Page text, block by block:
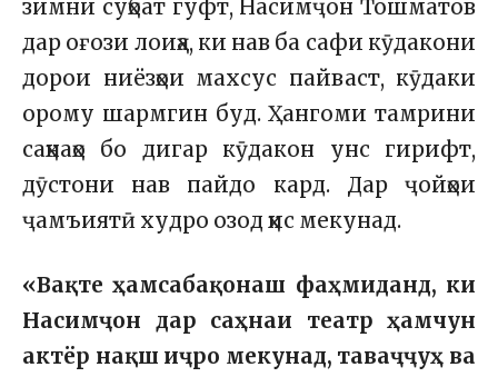
зимни суҳбат гуфт, Насимҷон Тошматов
дар оғози лоиҳа, ки нав ба сафи кӯдакони
дорои ниёзҳои махсус пайваст, кӯдаки
орому шармгин буд. Ҳангоми тамрини
саҳнаҳо бо дигар кӯдакон унс гирифт,
дӯстони нав пайдо кард. Дар ҷойҳои
ҷамъиятӣ худро озод ҳис мекунад.
«Вақте ҳамсабақонаш фаҳмиданд, ки
Насимҷон дар саҳнаи театр ҳамчун
актёр нақш иҷро мекунад, таваҷҷуҳ ва